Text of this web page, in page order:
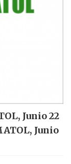
Junio 22
Junio